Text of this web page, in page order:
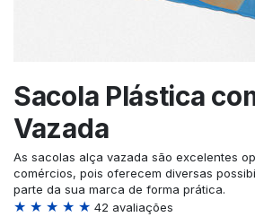
Sacola Plástica
Vazada
As sacolas alça vazada são excelentes
comércios, pois oferecem diversas
parte da sua marca de forma prática.
★ ★ ★ ★ ★ 42 avaliações